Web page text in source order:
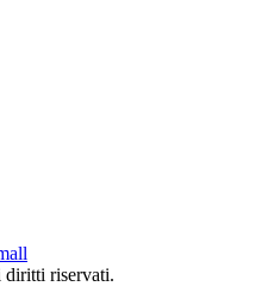
riservati.